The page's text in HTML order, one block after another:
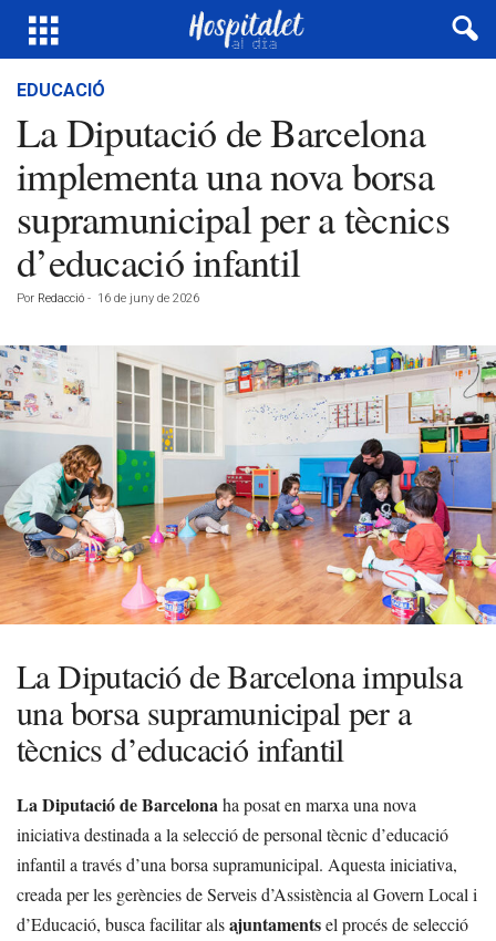
EDUCACIÓ
La Diputació de Barcelona
implementa una nova borsa
supramunicipal per a tècnics
d’educació infantil
Por Redacció - 16 de juny de 2026
La Diputació de Barcelona impulsa
una borsa supramunicipal per a
tècnics d’educació infantil
La Diputació de Barcelonaha posat en marxa una nova
iniciativa destinada a la selecció de personal tècnic d’educació
infantil a través d’una borsa supramunicipal. Aquesta iniciativa,
creada per les gerències de Serveis d’Assistència al Govern Local i
d’Educació, busca facilitar alsajuntamentsel procés de selecció